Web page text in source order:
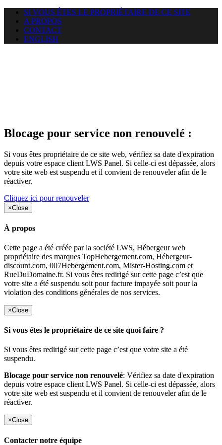
SI VOUS ÊTES LE PROPRIÉTAIRE DE CE SITE
A PROPOS
CONTACT
ENGLISH
Blocage pour service non renouvelé :
Si vous êtes propriétaire de ce site web, vérifiez sa date d'expiration
depuis votre espace client LWS Panel. Si celle-ci est dépassée, alors
votre site web est suspendu et il convient de renouveler afin de le
réactiver.
Cliquez ici pour renouveler
×Close
À propos
Cette page a été créée par la société LWS, Hébergeur web
propriétaire des marques TopHebergement.com, Hébergeur-
discount.com, 007Hebergement.com, Mister-Hosting.com et
RueDuDomaine.fr. Si vous êtes redirigé sur cette page c’est que
votre site a été suspendu soit pour facture impayée soit pour la
violation des conditions générales de nos services.
×Close
Si vous êtes le propriétaire de ce site quoi faire ?
Si vous êtes redirigé sur cette page c’est que votre site a été
suspendu.
Blocage pour service non renouvelé: Vérifiez sa date d'expiration
depuis votre espace client LWS Panel. Si celle-ci est dépassée, alors
votre site web est suspendu et il convient de renouveler afin de le
réactiver.
×Close
Contacter notre équipe